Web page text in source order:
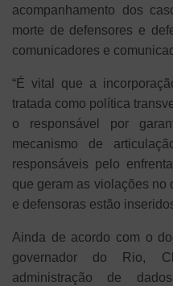
acompanhamento dos
morte de defensores e
comunicadores e
“É vital que a
tratada como política
o responsável por
mecanismo de
responsáveis pelo
que geram as violações no
e defensoras estão
Ainda de acordo com o
governador do Rio,
administração de